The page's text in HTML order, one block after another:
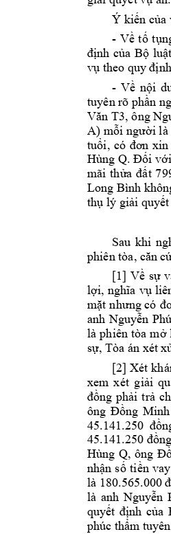
Ý kiến của
- Về tố
định của Bộ luật
vụ theo quy
- Về nội
tuyên rõ phần
Văn T3, ông
A) mỗi người là
tuổi, có đơn xin
Hùng Q. Đối với
mãi thửa đất
Long Bình khô
thụ lý giải quy
Sau khi
phiên tòa, căn
[1] Về sự
lợi, nghĩa vụ
mặt nhưng có
anh Nguyễn
là phiên tòa mở
sự, Tòa án xét
[2] Xét
xem xét giải
đồng phải trả
ông Đồng Minh
45.141.250
45.141.250
Hùng Q, ông
nhận số tiền vay
là 180.565.000
là anh Nguyễn
quyết định của
phúc thẩm